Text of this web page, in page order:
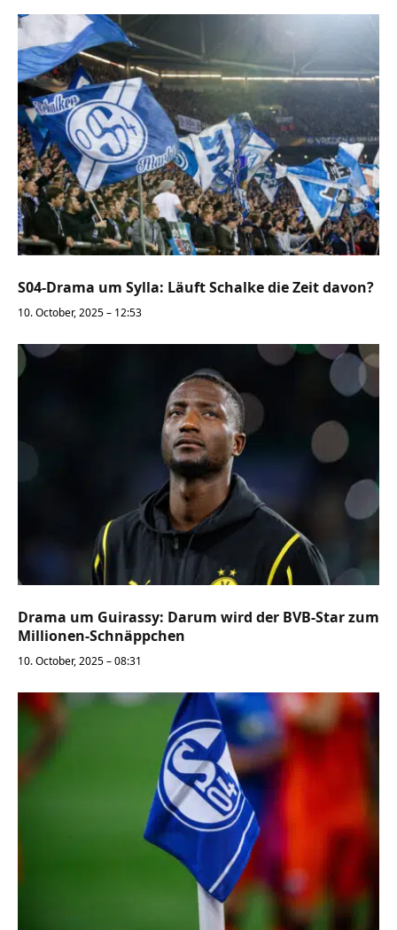
S04-Drama um Sylla: Läuft Schalke die Zeit davon?
10. October, 2025 – 12:53
Drama um Guirassy: Darum wird der BVB-Star zum
Millionen-Schnäppchen
10. October, 2025 – 08:31